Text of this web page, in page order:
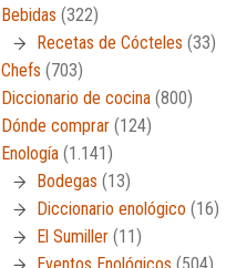
Bebidas (322)
Recetas de Cócteles (33)
Chefs (703)
Diccionario de cocina (800)
Dónde comprar (124)
Enología (1.141)
Bodegas (13)
Diccionario enológico (16)
El Sumiller (11)